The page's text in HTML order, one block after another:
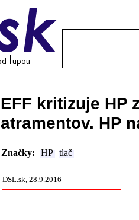
EFF kritizuje HP
atramentov. HP
Značky: HP tlač
DSL.sk, 28.9.2016